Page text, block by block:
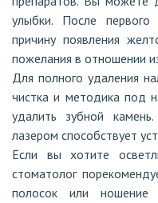
улыбки. После первого
причину появления
пожелания в отношении
Для полного удаления
чистка и методика под
удалить зубной
лазером способствует
Если вы хотите
стоматолог
полосок или ношение